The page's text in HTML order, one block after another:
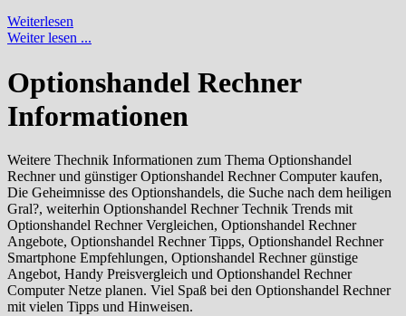
Die
Geheimnisse
Optionshandels,
die
Suche
nach
Gral?
Weiterlesen
Weiter lesen ...
Optionshandel Rechner
Informationen
Weitere Thechnik Informationen zum Thema Optionshandel
Rechner und günstiger Optionshandel Rechner Computer kaufen,
Die Geheimnisse des Optionshandels, die Suche nach dem heiligen
Gral?, weiterhin Optionshandel Rechner Technik Trends mit
Optionshandel Rechner Vergleichen, Optionshandel Rechner
Angebote, Optionshandel Rechner Tipps, Optionshandel Rechner
Smartphone Empfehlungen, Optionshandel Rechner günstige
Angebot, Handy Preisvergleich und Optionshandel Rechner
Computer Netze planen. Viel Spaß bei den Optionshandel Rechner
mit vielen Tipps und Hinweisen.